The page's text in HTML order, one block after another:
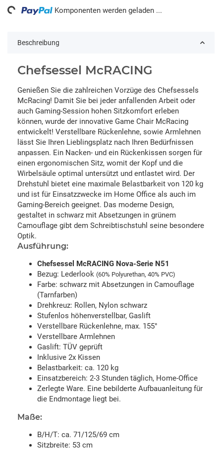
Komponenten werden geladen ...
Beschreibung
Chefsessel McRACING
Genießen Sie die zahlreichen Vorzüge des Chefsessels
McRacing! Damit Sie bei jeder anfallenden Arbeit oder
auch Gaming-Session hohen Sitzkomfort erleben
können, wurde der innovative Game Chair McRacing
entwickelt! Verstellbare Rückenlehne, sowie Armlehnen
lässt Sie Ihren Lieblingsplatz nach Ihren Bedürfnissen
anpassen. Ein Nacken- und ein Rückenkissen sorgen für
einen ergonomischen Sitz, womit der Kopf und die
Wirbelsäule optimal untersützt und entlastet wird. Der
Drehstuhl bietet eine maximale Belastbarkeit von 120 kg
und ist für Einsatzzwecke im Home Office als auch im
Gaming-Bereich geeignet. Das moderne Design,
gestaltet in schwarz mit Absetzungen in grünem
Camouflage gibt dem Schreibtischstuhl seine besondere
Optik.
Ausführung:
Chefsessel McRACING Nova-Serie N51
Bezug: Lederlook (60% Polyurethan, 40% PVC)
Farbe: schwarz mit Absetzungen in Camouflage
(Tarnfarben)
Drehkreuz: Rollen, Nylon schwarz
Stufenlos höhenverstellbar, Gaslift
Verstellbare Rückenlehne, max. 155°
Verstellbare Armlehnen
Gaslift: TÜV geprüft
Inklusive 2x Kissen
Belastbarkeit: ca. 120 kg
Einsatzbereich: 2-3 Stunden täglich, Home-Office
Zerlegte Ware. Eine bebilderte Aufbauanleitung für
die Endmontage liegt bei.
Maße:
B/H/T: ca. 71/125/69 cm
Sitzbreite: 53 cm